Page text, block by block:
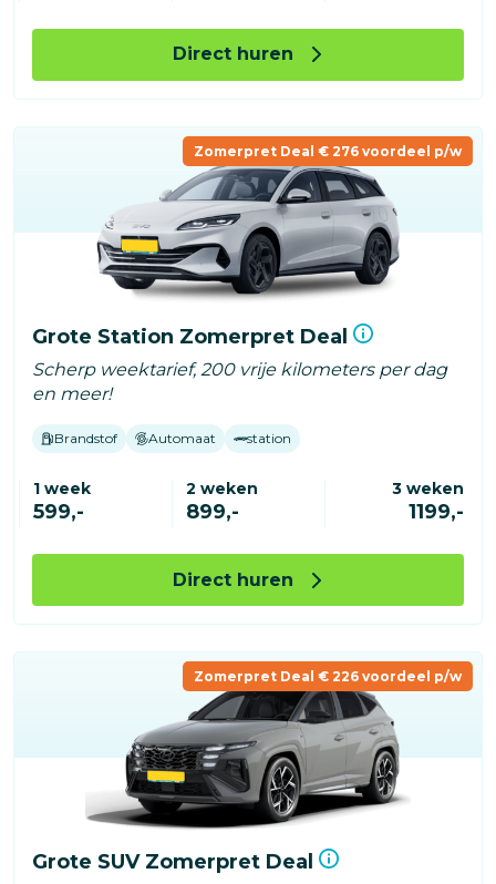
Direct huren
Zomerpret Deal € 276 voordeel p/w
Grote Station Zomerpret Deal
Scherp weektarief, 200 vrije kilometers per dag
en meer!
Brandstof Automaat station
1 week
599,-
2 weken
899,-
3 weken
1199,-
Direct huren
Zomerpret Deal € 226 voordeel p/w
Grote SUV Zomerpret Deal